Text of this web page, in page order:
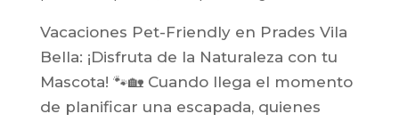
Vacaciones Pet-Friendly en Prades Vila
Bella: ¡Disfruta de la Naturaleza con tu
Mascota! 🐾🏡 Cuando llega el momento
de planificar una escapada, quienes